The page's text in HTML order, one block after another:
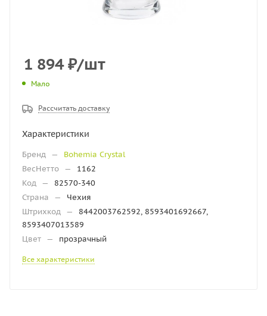
1 894₽/шт
Мало
Рассчитать доставку
Характеристики
Бренд —
Bohemia Crystal
ВесНетто —
1162
Код —
82570-340
Страна
—
Чехия
Штрихкод —
8442003762592, 8593401692667,
8593407013589
Цвет — прозрачный
Все характеристики